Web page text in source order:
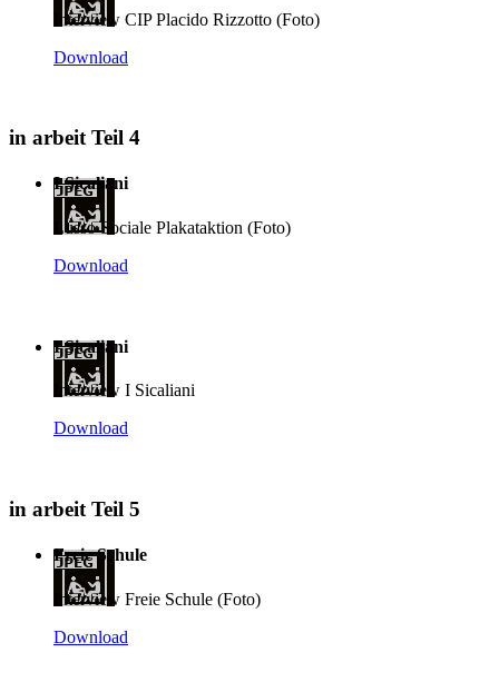
Interview CIP Placido Rizzotto (Foto)
Download
in arbeit Teil 4
I Sicaliani
Lusso Sociale Plakataktion (Foto)
Download
I Sicaliani
Interview I Sicaliani
Download
in arbeit Teil 5
Freie Schule
Interview Freie Schule (Foto)
Download